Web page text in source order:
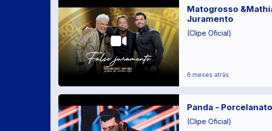
Matogrosso
Juramento
(Clipe Oficial)
6 meses atrás
Panda - Porcelanato
(Clipe Oficial)